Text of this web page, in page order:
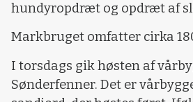
hundyropdræt og opdræt af
Markbruget omfatter cirka
I torsdags gik høsten af
Sønderfenner. Det er